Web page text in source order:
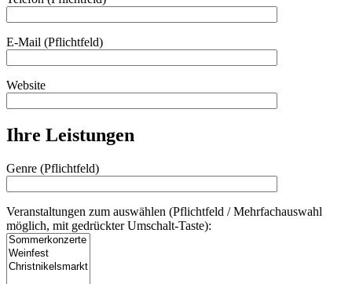
E-Mail (Pflichtfeld)
Website
Ihre Leistungen
Genre (Pflichtfeld)
Veranstaltungen zum auswählen (Pflichtfeld / Mehrfachauswahl
möglich, mit gedrückter Umschalt-Taste):